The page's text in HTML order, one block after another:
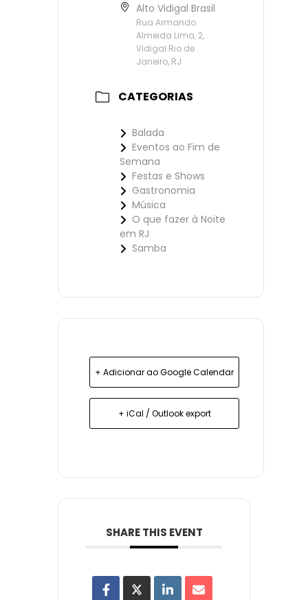
Alto Vidigal Brasil
Rua Armando
Almeida Lima, 2,
Vidigal Rio de
Janeiro, RJ
CATEGORIAS
Balada
Eventos ao Fim de
Semana
Festas e Shows
Gastronomia
Música
O que fazer à Noite
em RJ
Samba
+ Adicionar ao Google Calendar
+ iCal / Outlook export
SHARE THIS EVENT